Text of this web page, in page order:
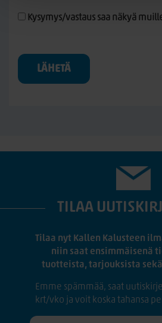
Kysymys/vastaus saa näkyä
LÄHETÄ
TILAA
Tilaa nyt Kallen Kalusteen
niin saat ensimmäisenä
tuotteista, tarjouksista
Emme spämmää, saat
krt/vko ja voit koska tahansa